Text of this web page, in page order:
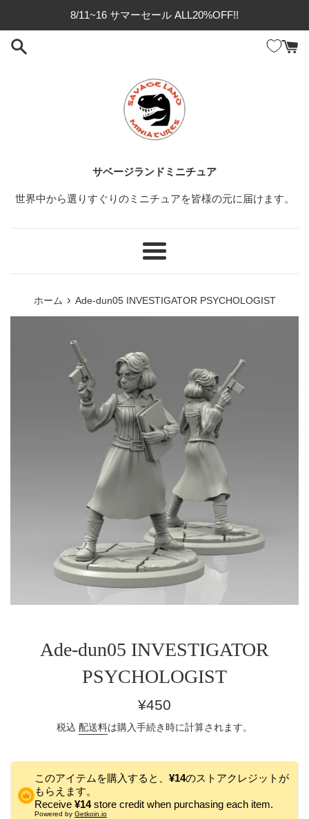
8/11~16 サマーセール ALL20%OFF!!
サベージランドミニチュア
世界中から選りすぐりのミニチュアを皆様の元に届けます。
メ
ホーム › Ade-dun05 INVESTIGATOR PSYCHOLOGIST
Ade-dun05 INVESTIGATOR
PSYCHOLOGIST
通
価
¥450
税込 配送料は購入手続き時に計算されます。
このアイテムを購入すると、 ¥14のストアクレジットが
もらえます。
Receive ¥14store credit when purchasing each item.
Powered by Getkoin.io